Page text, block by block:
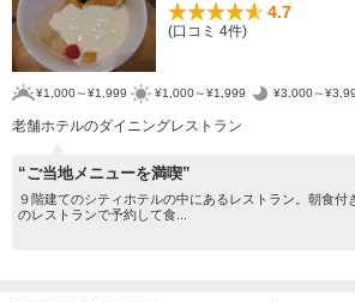
4.7
(口コミ 4件)
¥1,000～¥1,999 ¥1,000～¥1,999 ¥3,000～
老舗ホテルのダイニングレストラン
“ご当地メニューを満喫”
９階建てのシティホテルの中にあるレストラン。朝食付
のレストランで予約して食...